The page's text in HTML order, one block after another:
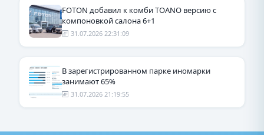
FOTON добавил к комби TOANO версию с
компоновкой салона 6+1
31.07.2026 22:31:09
В зарегистрированном парке иномарки
занимают 65%
31.07.2026 21:19:55